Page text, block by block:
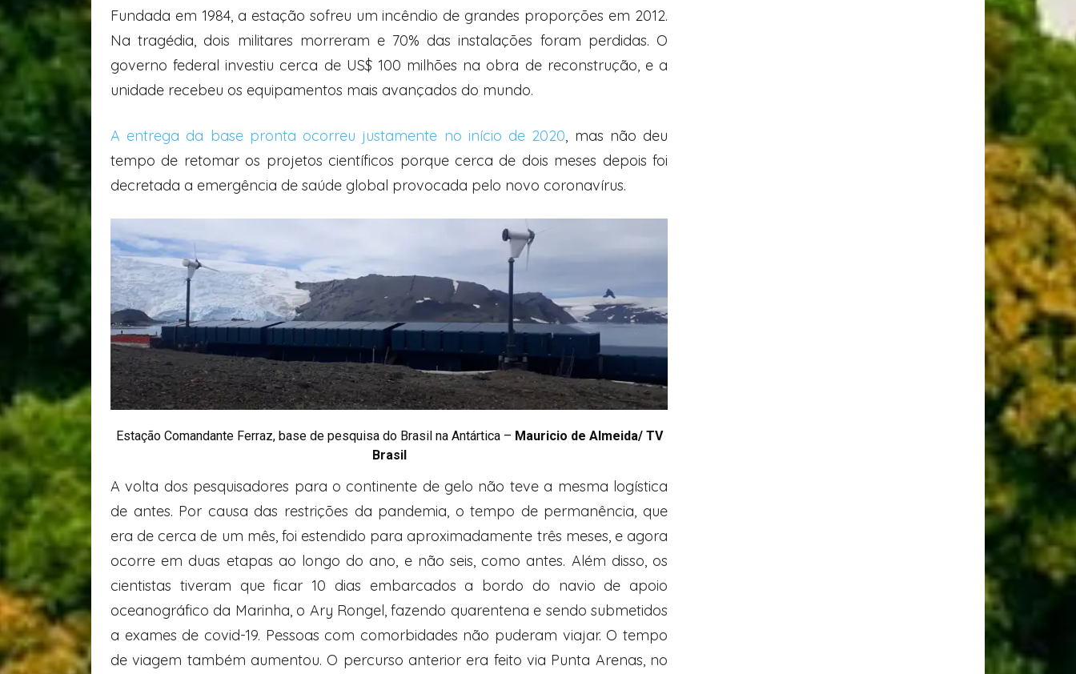
Fundada em 1984, a estação sofreu um incêndio de grandes proporções em 2012.
Na tragédia, dois militares morreram e 70% das instalações foram perdidas. O
governo federal investiu cerca de US$ 100 milhões na obra de reconstrução, e a
unidade recebeu os equipamentos mais avançados do mundo.
A entrega da base pronta ocorreu justamente no início de 2020, mas não deu
tempo de retomar os projetos científicos porque cerca de dois meses depois foi
decretada a emergência de saúde global provocada pelo novo coronavírus.
Estação Comandante Ferraz, base de pesquisa do Brasil na Antártica – Mauricio de Almeida/ TV
Brasil
A volta dos pesquisadores para o continente de gelo não teve a mesma logística
de antes. Por causa das restrições da pandemia, o tempo de permanência, que
era de cerca de um mês, foi estendido para aproximadamente três meses, e agora
ocorre em duas etapas ao longo do ano, e não seis, como antes. Além disso, os
cientistas tiveram que ficar 10 dias embarcados a bordo do navio de apoio
oceanográfico da Marinha, o Ary Rongel, fazendo quarentena e sendo submetidos
a exames de covid-19. Pessoas com comorbidades não puderam viajar. O tempo
de viagem também aumentou. O percurso anterior era feito via Punta Arenas, no